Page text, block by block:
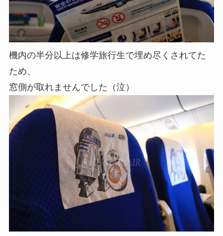
機内の半分以上は修学旅行生で埋め尽くされてた
ため、
窓側が取れませんでした（泣）